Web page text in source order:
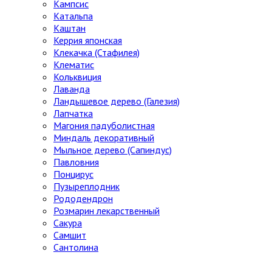
Кампсис
Катальпа
Каштан
Керрия японская
Клекачка (Стафилея)
Клематис
Кольквиция
Лаванда
Ландышевое дерево (Галезия)
Лапчатка
Магония падуболистная
Миндаль декоративный
Мыльное дерево (Сапиндус)
Павловния
Понцирус
Пузыреплодник
Рододендрон
Розмарин лекарственный
Сакура
Самшит
Сантолина